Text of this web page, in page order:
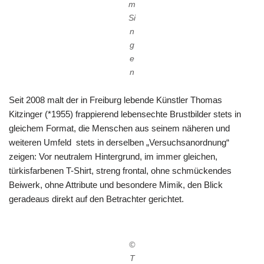
m
Si
n
g
e
n
Seit 2008 malt der in Freiburg lebende Künstler Thomas
Kitzinger (*1955) frappierend lebensechte Brustbilder stets in
gleichem Format, die Menschen aus seinem näheren und
weiteren Umfeld stets in derselben „Versuchsanordnung“
zeigen: Vor neutralem Hintergrund, im immer gleichen,
türkisfarbenen T-Shirt, streng frontal, ohne schmückendes
Beiwerk, ohne Attribute und besondere Mimik, den Blick
geradeaus direkt auf den Betrachter gerichtet.
©
T